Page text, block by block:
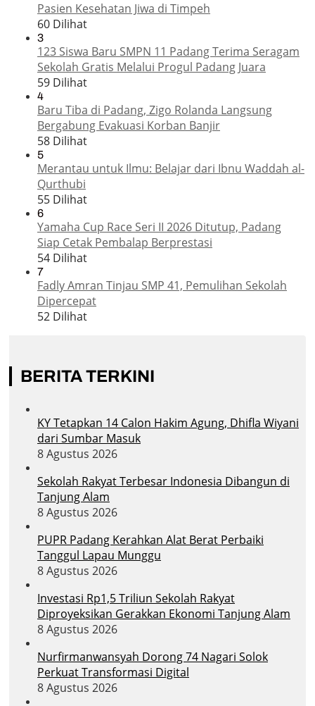
Pasien Kesehatan Jiwa di Timpeh
60 Dilihat
3
123 Siswa Baru SMPN 11 Padang Terima Seragam
Sekolah Gratis Melalui Progul Padang Juara
59 Dilihat
4
Baru Tiba di Padang, Zigo Rolanda Langsung
Bergabung Evakuasi Korban Banjir
58 Dilihat
5
Merantau untuk Ilmu: Belajar dari Ibnu Waddah al-
Qurthubi
55 Dilihat
6
Yamaha Cup Race Seri II 2026 Ditutup, Padang
Siap Cetak Pembalap Berprestasi
54 Dilihat
7
Fadly Amran Tinjau SMP 41, Pemulihan Sekolah
Dipercepat
52 Dilihat
BERITA TERKINI
KY Tetapkan 14 Calon Hakim Agung, Dhifla Wiyani
dari Sumbar Masuk
8 Agustus 2026
Sekolah Rakyat Terbesar Indonesia Dibangun di
Tanjung Alam
8 Agustus 2026
PUPR Padang Kerahkan Alat Berat Perbaiki
Tanggul Lapau Munggu
8 Agustus 2026
Investasi Rp1,5 Triliun Sekolah Rakyat
Diproyeksikan Gerakkan Ekonomi Tanjung Alam
8 Agustus 2026
Nurfirmanwansyah Dorong 74 Nagari Solok
Perkuat Transformasi Digital
8 Agustus 2026